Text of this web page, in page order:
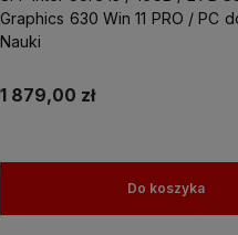
Graphics 630 Win 11 PRO / PC
Nauki
1 879,00 zł
Do koszyka